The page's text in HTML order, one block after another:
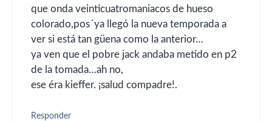
que onda veinticuatromaniacos de hueso
colorado,pos´ya llegó la nueva temporada a
ver si está tan güena como la anterior…
ya ven que el pobre jack andaba metido en p2
de la tomada…ah no,
ese éra kieffer. ¡salud compadre!.
Responder